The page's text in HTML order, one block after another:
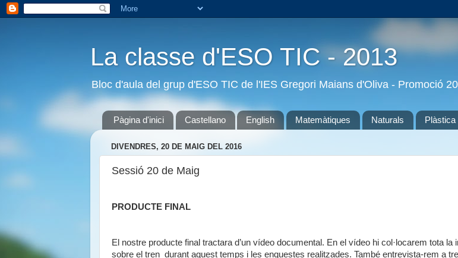
La classe d'ESO TIC - 2013
Bloc d'aula del grup d'ESO TIC de l'IES Gregori Maians d'Oliva - Promoció
Pàgina d'inici Castellano English Matemàtiques Naturals Plàstica
DIVENDRES, 20 DE MAIG DEL 2016
Sessió 20 de Maig
PRODUCTE FINAL
El nostre producte final tractara d’un vídeo documental. En el vídeo hi col·locarem tota la
sobre el tren durant aquest temps i les enquestes realitzades. També entrevista-rem a